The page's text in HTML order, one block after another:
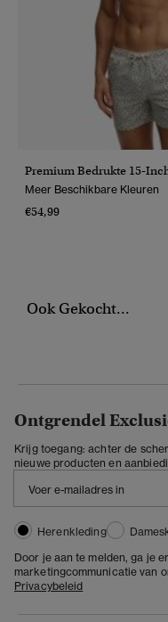
Premium Bedrukte 15-
Meer Beschikbare Kleuren
€54,99
Ook Gekocht...
Ontgrendel
Krijg toegang: achter de
nieuwe producten en
Herenkleding
Door je aan te melden, ga je
marketingcommunicatie van
Privacybeleid